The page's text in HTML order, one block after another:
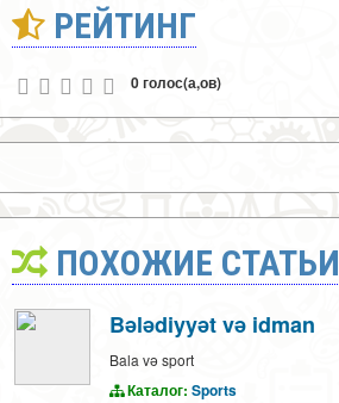
РЕЙТИНГ
0 голос(а,ов)
ПОХОЖИЕ СТАТЬИ
Bələdiyyət və idman
Bala və sport
Каталог: Sports